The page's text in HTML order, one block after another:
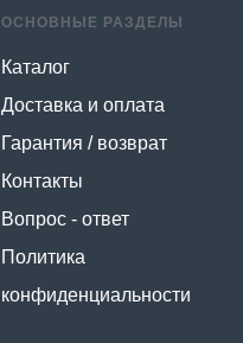
ОСНОВНЫЕ РАЗДЕЛЫ
Каталог
Доставка и оплата
Гарантия / возврат
Контакты
Вопрос - ответ
Политика
конфиденциальности